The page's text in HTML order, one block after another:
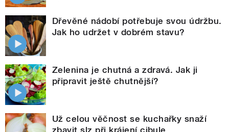
Dřevěné nádobí potřebuje svou údržbu.
Jak ho udržet v dobrém stavu?
Zelenina je chutná a zdravá. Jak ji
připravit ještě chutnější?
Už celou věčnost se kuchařky snaží
zbavit slz při krájení cibule